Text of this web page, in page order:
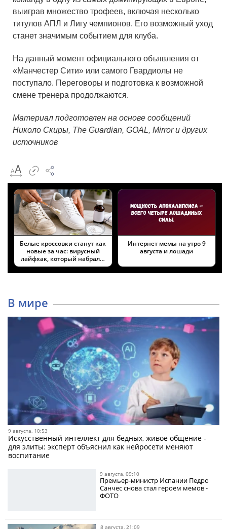
выиграв множество трофеев, включая несколько
титулов АПЛ и Лигу чемпионов. Его возможный уход
станет значимым событием для клуба.
На данный момент официального объявления от
«Манчестер Сити» или самого Гвардиолы не
поступало. Переговоры и подготовка к возможной
смене тренера продолжаются.
Материал подготовлен на основе сообщений
Николо Скиры, The Guardian, GOAL, Mirror и других
источников
Белые кроссовки станут как
новые за час: вирусный
лайфхак, который набрал…
Интернет мемы на утро 9
августа и лошади
В мире
9 августа, 10:53
Искусственный интеллект для бедных, живое общение -
для элиты: эксперт объяснил как нейросети меняют
воспитание
9 августа, 09:10
Премьер-министр Испании Педро
Санчес снова стал героем мемов -
ФОТО
8 августа, 21:09